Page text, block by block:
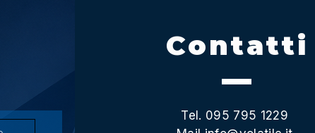
Contatti
Tel. 095 795 1229